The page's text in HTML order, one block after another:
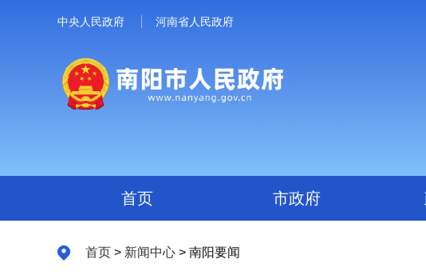
中央人民政府 河南省人民政府
首页 市政府
首页 > 新闻中心 > 南阳要闻